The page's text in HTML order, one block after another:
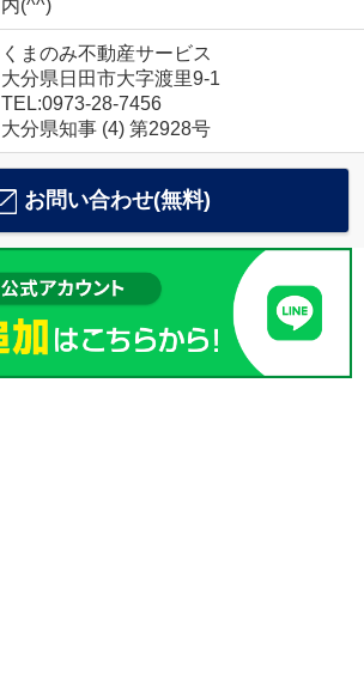
内(^^)
くまのみ不動産サービス
大分県日田市大字渡里9-1
TEL:0973-28-7456
大分県知事 (4) 第2928号
お問い合わせ(無料)